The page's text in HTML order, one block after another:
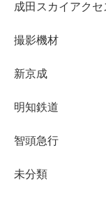
成田スカイアクセ
撮影機材
新京成
明知鉄道
智頭急行
未分類